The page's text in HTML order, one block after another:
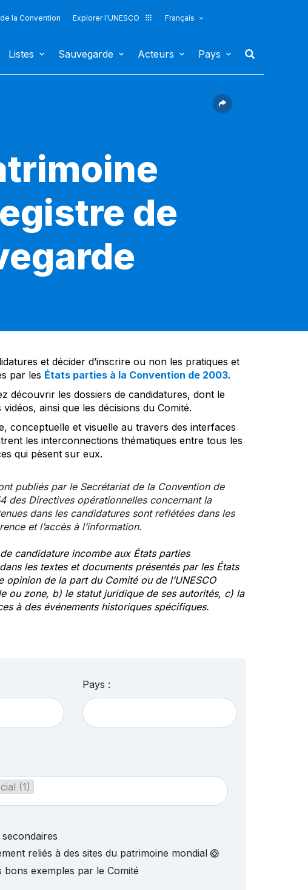
la Convention Explorer l'UNESCO
Français
Listes Sauvegarde Acteurs Pays
de
et décider d’inscrire ou non les pratiques et
par les États parties à la Convention de 2003.
découvrir les dossiers de candidatures, dont le
ainsi que les décisions du Comité.
conceptuelle et visuelle au travers des interfaces
les interconnections thématiques entre tous les
qui pèsent sur eux.
publiés par le Secrétariat de la Convention de
des Directives opérationnelles concernant la
dans les candidatures sont reflétées dans les
et l’accès à l’information.
candidature incombe aux États parties
les textes et documents présentés par les États
opinion de la part du Comité ou de l’UNESCO
ou zone, b) le statut juridique de ses autorités, c) la
à des événements historiques spécifiques.
Pays :
(1)
reliés à des sites du patrimoine mondial
bons exemples par le Comité